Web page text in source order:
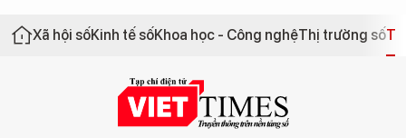
Xã hội sốKinh tế sốKhoa học - Công nghệThị trường số